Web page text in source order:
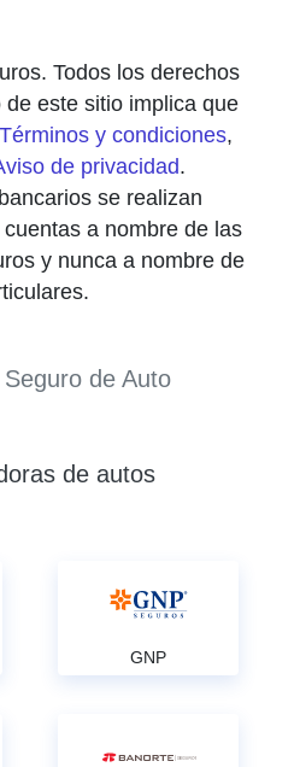
Todos los derechos
este sitio implica que
Términos y condiciones,
de privacidad.
se realizan
a nombre de las
y nunca a nombre de
de Auto
de autos
GNP